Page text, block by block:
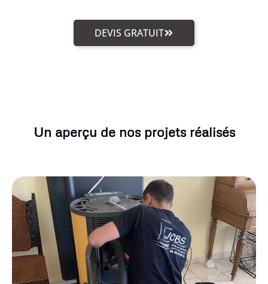
DEVIS GRATUIT
Un aperçu de nos projets réalisés